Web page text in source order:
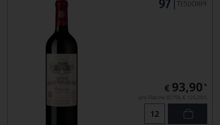
€ 93,90 *
pro Flasche (0.75l), € 125,20/L